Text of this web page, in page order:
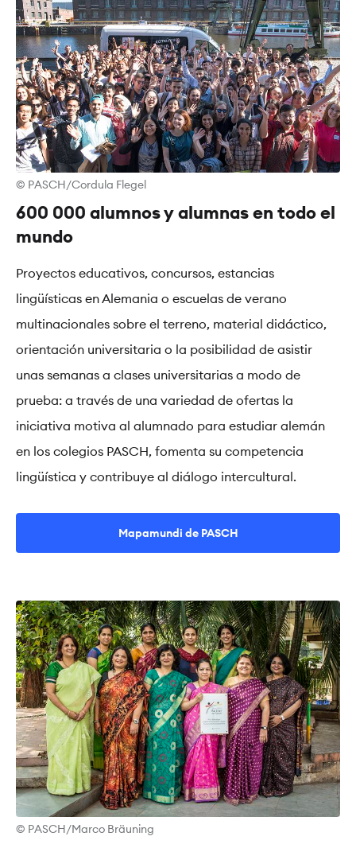
© PASCH/Cordula Flegel
600 000 alumnos y alumnas en todo el
mundo
Proyectos educativos, concursos, estancias
lingüísticas en Alemania o escuelas de verano
multinacionales sobre el terreno, material didáctico,
orientación universitaria o la posibilidad de asistir
unas semanas a clases universitarias a modo de
prueba: a través de una variedad de ofertas la
iniciativa motiva al alumnado para estudiar alemán
en los colegios PASCH, fomenta su competencia
lingüística y contribuye al diálogo intercultural.
Mapamundi de PASCH
© PASCH/Marco Bräuning